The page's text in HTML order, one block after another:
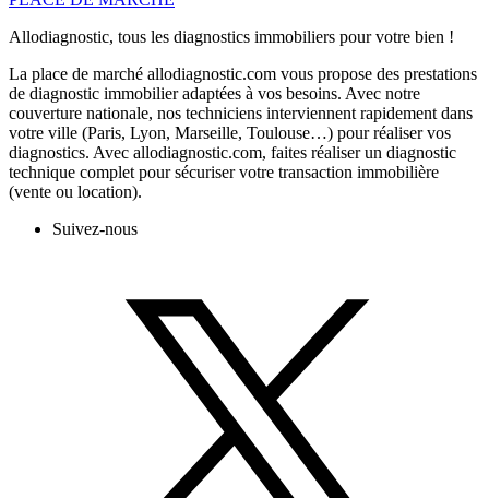
Allodiagnostic, tous les diagnostics immobiliers pour votre bien !
La place de marché allodiagnostic.com vous propose des prestations
de diagnostic immobilier adaptées à vos besoins. Avec notre
couverture nationale, nos techniciens interviennent rapidement dans
votre ville (Paris, Lyon, Marseille, Toulouse…) pour réaliser vos
diagnostics. Avec allodiagnostic.com, faites réaliser un diagnostic
technique complet pour sécuriser votre transaction immobilière
(vente ou location).
Suivez-nous